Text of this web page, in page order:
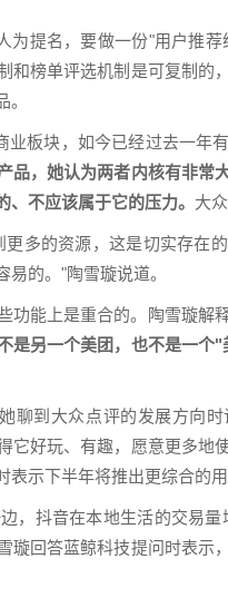
为提名，要做一份"用户推
和榜单评选机制是可复制的
板块，如今已经过去一年
品，她认为两者内核有非常
不应该属于它的压力。 大
多的资源，这是切实存在
的。"陶雪璇说道。
功能上是重合的。陶雪璇解
是另一个美团，也不是一个"
聊到大众点评的发展方向
好玩、有趣，愿意更多地
示下半年将推出更综合的用
，抖音在本地生活的交易
璇回答蓝鲸科技提问时表示